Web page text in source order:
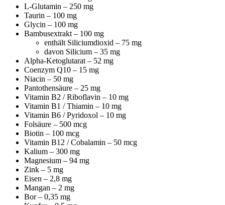
L-Glutamin – 250 mg
Taurin – 100 mg
Glycin – 100 mg
Bambusextrakt – 100 mg
enthält Siliciumdioxid – 75 mg
davon Silicium – 35 mg
Alpha-Ketoglutarat – 52 mg
Coenzym Q10 – 15 mg
Niacin – 50 mg
Pantothensäure – 25 mg
Vitamin B2 / Riboflavin – 10 mg
Vitamin B1 / Thiamin – 10 mg
Vitamin B6 / Pyridoxol – 10 mg
Folsäure – 500 mcg
Biotin – 100 mcg
Vitamin B12 / Cobalamin – 50 mcg
Kalium – 300 mg
Magnesium – 94 mg
Zink – 5 mg
Eisen – 2,8 mg
Mangan – 2 mg
Bor – 0,35 mg